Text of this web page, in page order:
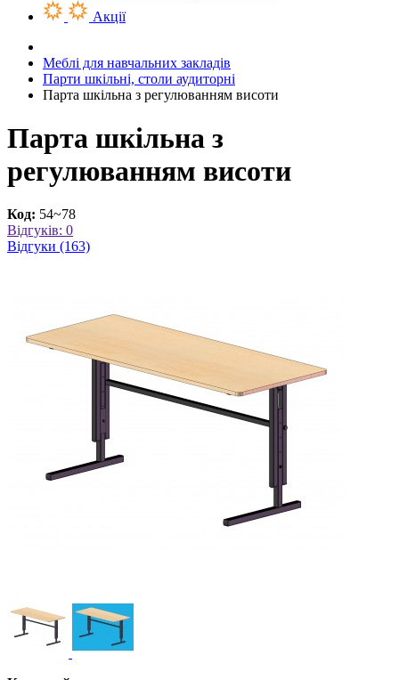
Акції
Меблі для навчальних закладів
Парти шкільні, столи аудиторні
Парта шкільна з регулюванням висоти
Парта шкільна з
регулюванням висоти
Код: 54~78
Відгуків: 0
Відгуки (163)